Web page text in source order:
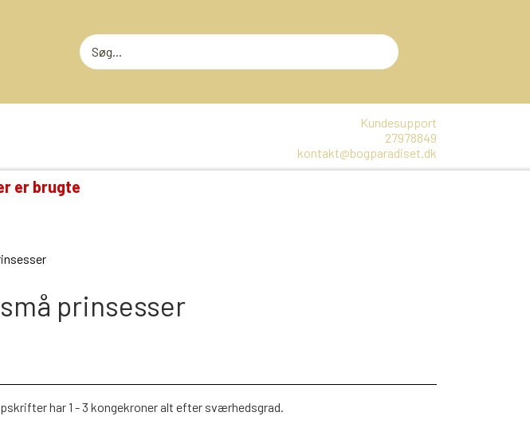
Kundesupport
27978849
kontakt@bogparadiset.dk
er brugte
prinsesser
har 1 - 3 kongekroner alt efter sværhedsgrad.